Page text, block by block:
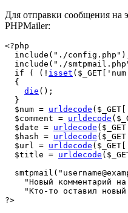
Для отправки сообщения на
PHPMailer:
<?php
include ( "./config.php" )
include ( "./
if
( ( ! isset ( $_GET
{
die ( ) ;
}
$num = urldecode ( $_GET
$comment = urldecode (
$date = urldecode ( $_GET
$hash = urldecode ( $_GET
$url
= urldecode ( $_GET
$title = urldecode (
  smtpmail
(
"Новый комментарий
"Кто-то оставил
?>